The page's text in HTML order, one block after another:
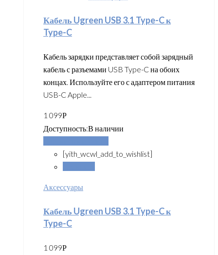
Кабель Ugreen USB 3.1 Type-C к
Type-C
Кабель зарядки представляет собой зарядный
кабель с разъемами USB Type-C на обоих
концах. Используйте его с адаптером питания
USB-C Apple...
1 099Р
Доступность:В наличии
[yith_wcwl_add_to_wishlist]
Аксессуары
Кабель Ugreen USB 3.1 Type-C к
Type-C
1 099Р